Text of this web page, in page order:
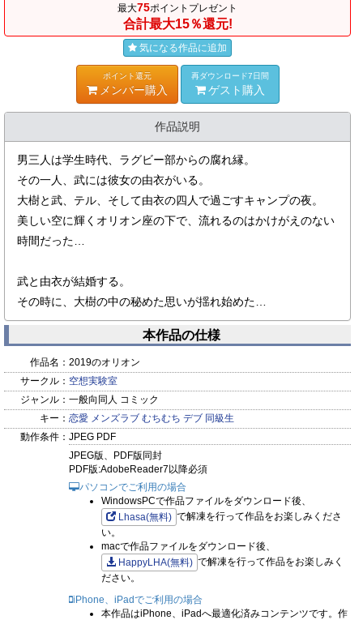
最大75ポイントプレゼント
合計最大15％還元!
気になる作品に追加
ポイント還元
メンバー購入
再ダウンロード7日間
ゲスト購入
作品説明
男三人は学生時代、ラグビー部からの腐れ縁。
その一人、武には彼女の由衣がいる。
大樹と武、テル、そして由衣の四人で過ごすキャンプの夜。
美しい空に輝くオリオン座の下で、流れるのはかけがえのない
時間だった…
武と由衣が結婚する。
その時に、大樹の中の秘めた思いが揺れ始めた…
本作品の仕様
作品名： 2019のオリオン
サークル： 空想実験室
ジャンル： 一般向同人 コミック
キー： 恋愛 メンズラブ むちむち デブ 同級生
動作条件： JPEG PDF
JPEG版、PDF版同封
PDF版:AdobeReader7以降必須
パソコンでご利用の場合
WindowsPCで作品ファイルをダウンロード後、
Lhasa(無料) で解凍を行って作品をお楽しみくださ
い。
macで作品ファイルをダウンロード後、
HappyLHA(無料) で解凍を行って作品をお楽しみく
ださい。
iPhone、iPadでご利用の場合
本作品はiPhone、iPadへ最適化済みコンテンツです。作